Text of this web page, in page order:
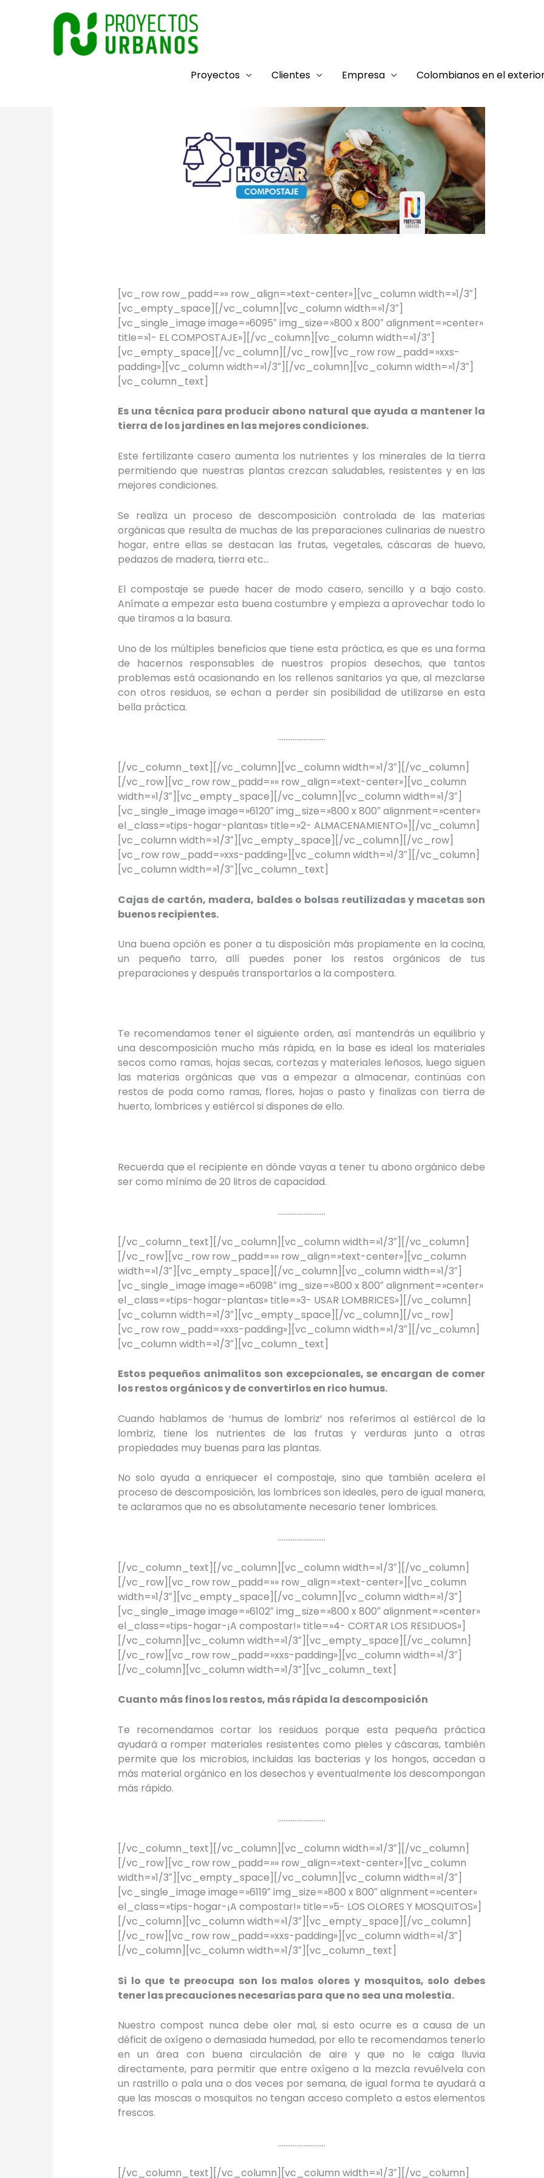
Proyectos Clientes Empresa Colombianos en el
[vc_row row_padd=»» row_align=»text-center»][vc_column width=»1/3″]
[vc_empty_space][/vc_column][vc_column width=»1/3″]
[vc_single_image image=»6095″ img_size=»800 x 800″ alignment=»center»
title=»1- EL COMPOSTAJE»][/vc_column][vc_column width=»1/3″]
[vc_empty_space][/vc_column][/vc_row][vc_row row_padd=»xxs-
padding»][vc_column width=»1/3″][/vc_column][vc_column width=»1/3″]
[vc_column_text]
Es una técnica para producir abono natural que ayuda a mantener la
tierra de los jardines en las mejores condiciones.
Este fertilizante casero aumenta los nutrientes y los minerales de la tierra
permitiendo que nuestras plantas crezcan saludables, resistentes y en las
mejores condiciones.
Se realiza un proceso de descomposición controlada de las materias
orgánicas que resulta de muchas de las preparaciones culinarias de nuestro
hogar, entre ellas se destacan las frutas, vegetales, cáscaras de huevo,
pedazos de madera, tierra etc…
El compostaje se puede hacer de modo casero, sencillo y a bajo costo.
Anímate a empezar esta buena costumbre y empieza a aprovechar todo lo
que tiramos a la basura.
Uno de los múltiples beneficios que tiene esta práctica, es que es una forma
de hacernos responsables de nuestros propios desechos, que tantos
problemas está ocasionando en los rellenos sanitarios ya que, al mezclarse
con otros residuos, se echan a perder sin posibilidad de utilizarse en esta
bella práctica.
……………………..
[/vc_column_text][/vc_column][vc_column width=»1/3″][/vc_column]
[/vc_row][vc_row row_padd=»» row_align=»text-center»][vc_column
width=»1/3″][vc_empty_space][/vc_column][vc_column width=»1/3″]
[vc_single_image image=»6120″ img_size=»800 x 800″ alignment=»center»
el_class=»tips-hogar-plantas» title=»2- ALMACENAMIENTO»][/vc_column]
[vc_column width=»1/3″][vc_empty_space][/vc_column][/vc_row]
[vc_row row_padd=»xxs-padding»][vc_column width=»1/3″][/vc_column]
[vc_column width=»1/3″][vc_column_text]
Cajas de cartón, madera, baldes o bolsas reutilizadas y macetas son
buenos recipientes.
Una buena opción es poner a tu disposición más propiamente en la cocina,
un pequeño tarro, allí puedes poner los restos orgánicos de tus
preparaciones y después transportarlos a la compostera.
Te recomendamos tener el siguiente orden, así mantendrás un equilibrio y
una descomposición mucho más rápida, en la base es ideal los materiales
secos como ramas, hojas secas, cortezas y materiales leñosos, luego siguen
las materias orgánicas que vas a empezar a almacenar, continúas con
restos de poda como ramas, flores, hojas o pasto y finalizas con tierra de
huerto, lombrices y estiércol si dispones de ello.
Recuerda que el recipiente en dónde vayas a tener tu abono orgánico debe
ser como mínimo de 20 litros de capacidad.
……………………..
[/vc_column_text][/vc_column][vc_column width=»1/3″][/vc_column]
[/vc_row][vc_row row_padd=»» row_align=»text-center»][vc_column
width=»1/3″][vc_empty_space][/vc_column][vc_column width=»1/3″]
[vc_single_image image=»6098″ img_size=»800 x 800″ alignment=»center»
el_class=»tips-hogar-plantas» title=»3- USAR LOMBRICES»][/vc_column]
[vc_column width=»1/3″][vc_empty_space][/vc_column][/vc_row]
[vc_row row_padd=»xxs-padding»][vc_column width=»1/3″][/vc_column]
[vc_column width=»1/3″][vc_column_text]
Estos pequeños animalitos son excepcionales, se encargan de comer
los restos orgánicos y de convertirlos en rico humus.
Cuando hablamos de ‘humus de lombriz’ nos referimos al estiércol de la
lombriz, tiene los nutrientes de las frutas y verduras junto a otras
propiedades muy buenas para las plantas.
No solo ayuda a enriquecer el compostaje, sino que también acelera el
proceso de descomposición, las lombrices son ideales, pero de igual manera,
te aclaramos que no es absolutamente necesario tener lombrices.
……………………..
[/vc_column_text][/vc_column][vc_column width=»1/3″][/vc_column]
[/vc_row][vc_row row_padd=»» row_align=»text-center»][vc_column
width=»1/3″][vc_empty_space][/vc_column][vc_column width=»1/3″]
[vc_single_image image=»6102″ img_size=»800 x 800″ alignment=»center»
el_class=»tips-hogar-¡A compostar!» title=»4- CORTAR LOS RESIDUOS»]
[/vc_column][vc_column width=»1/3″][vc_empty_space][/vc_column]
[/vc_row][vc_row row_padd=»xxs-padding»][vc_column width=»1/3″]
[/vc_column][vc_column width=»1/3″][vc_column_text]
Cuanto más finos los restos, más rápida la descomposición
Te recomendamos cortar los residuos porque esta pequeña práctica
ayudará a romper materiales resistentes como pieles y cáscaras, también
permite que los microbios, incluidas las bacterias y los hongos, accedan a
más material orgánico en los desechos y eventualmente los descompongan
más rápido.
……………………..
[/vc_column_text][/vc_column][vc_column width=»1/3″][/vc_column]
[/vc_row][vc_row row_padd=»» row_align=»text-center»][vc_column
width=»1/3″][vc_empty_space][/vc_column][vc_column width=»1/3″]
[vc_single_image image=»6119″ img_size=»800 x 800″ alignment=»center»
el_class=»tips-hogar-¡A compostar!» title=»5- LOS OLORES Y MOSQUITOS»]
[/vc_column][vc_column width=»1/3″][vc_empty_space][/vc_column]
[/vc_row][vc_row row_padd=»xxs-padding»][vc_column width=»1/3″]
[/vc_column][vc_column width=»1/3″][vc_column_text]
Si lo que te preocupa son los malos olores y mosquitos, solo debes
tener las precauciones necesarias para que no sea una molestia.
Nuestro compost nunca debe oler mal, si esto ocurre es a causa de un
déficit de oxígeno o demasiada humedad, por ello te recomendamos tenerlo
en un área con buena circulación de aire y que no le caiga lluvia
directamente, para permitir que entre oxígeno a la mezcla revuélvela con
un rastrillo o pala una o dos veces por semana, de igual forma te ayudará a
que las moscas o mosquitos no tengan acceso completo a estos elementos
frescos.
……………………..
[/vc_column_text][/vc_column][vc_column width=»1/3″][/vc_column]